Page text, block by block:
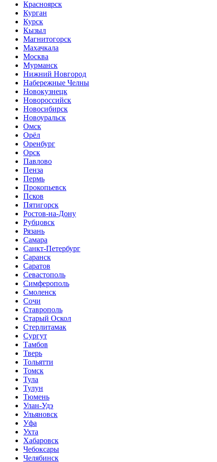
Красноярск
Курган
Курск
Кызыл
Магнитогорск
Махачкала
Москва
Мурманск
Нижний Новгород
Набережные Челны
Новокузнецк
Новороссийск
Новосибирск
Новоуральск
Омск
Орёл
Оренбург
Орск
Павлово
Пенза
Пермь
Прокопьевск
Псков
Пятигорск
Ростов-на-Дону
Рубцовск
Рязань
Самара
Санкт-Петербург
Саранск
Саратов
Севастополь
Симферополь
Смоленск
Сочи
Ставрополь
Старый Оскол
Стерлитамак
Сургут
Тамбов
Тверь
Тольятти
Томск
Тула
Тулун
Тюмень
Улан-Удэ
Ульяновск
Уфа
Ухта
Хабаровск
Чебоксары
Челябинск